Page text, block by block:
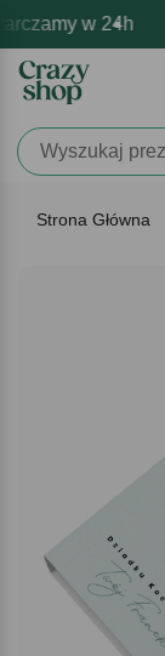
w 24h
personalizacja
emocje -
Strona Główna